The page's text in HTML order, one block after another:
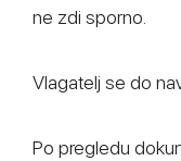
ne zdi sporno.
Vlagatelj se do
Po pregledu